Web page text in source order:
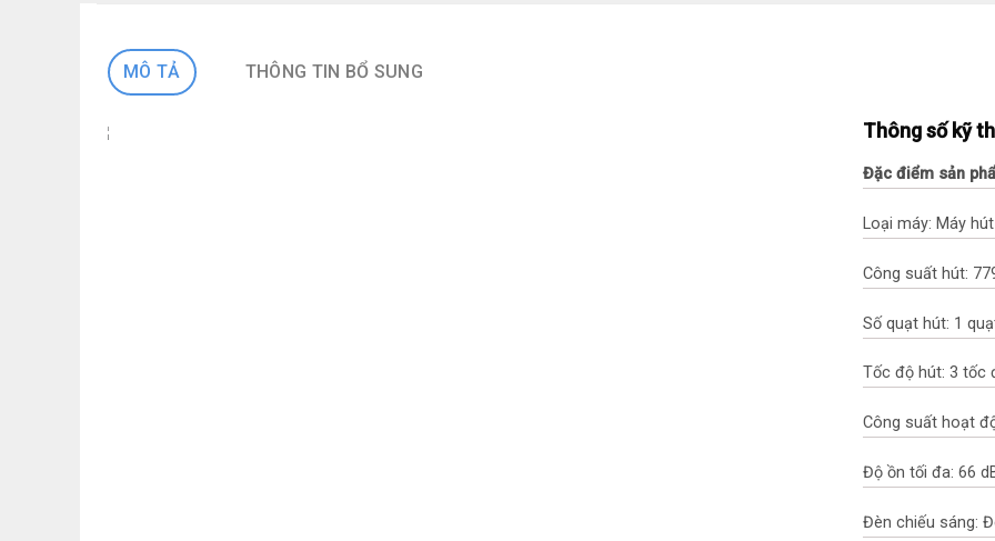
MÔ TẢ THÔNG TIN BỔ SUNG
Thông số kỹ
Đặc điểm sản
Loại máy: Máy
Công suất hút:
Số quạt hút: 1
Tốc độ hút: 3 tốc
Công suất hoạt
Độ ồn tối đa: 66
Đèn chiếu sáng: